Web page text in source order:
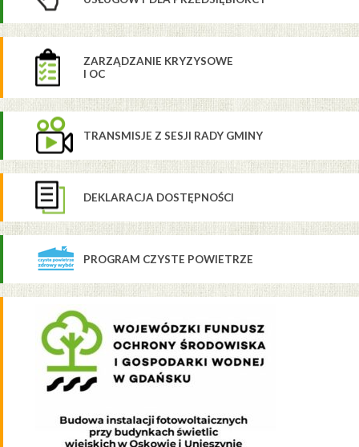
ZARZĄDZANIE KRYZYSOWE
I OC
TRANSMISJE Z SESJI RADY GMINY
DEKLARACJA DOSTĘPNOŚCI
PROGRAM CZYSTE POWIETRZE